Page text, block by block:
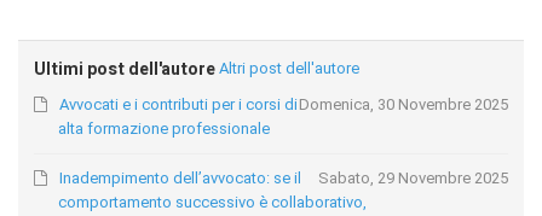
Ultimi post dell'autore Altri post dell'autore
Domenica, 30 Novembre 2025
Avvocati e i contributi per i corsi di
alta formazione professionale
Sabato, 29 Novembre 2025
Inadempimento dell’avvocato: se il
comportamento successivo è collaborativo,